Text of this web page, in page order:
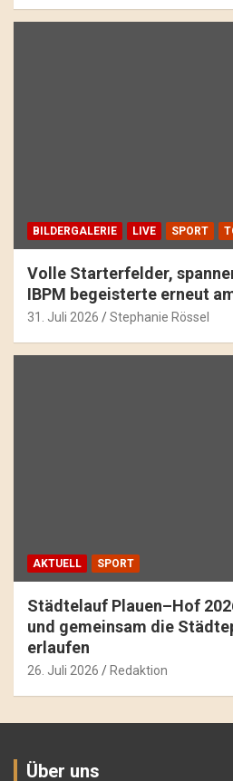
BILDERGALERIE LIVE SPORT
Volle Starterfelder,
IBPM begeisterte erneut
31. Juli 2026 Stephanie Rössel
AKTUELL SPORT
Städtelauf Plauen–Hof
und gemeinsam die
erlaufen
26. Juli 2026 Redaktion
Über uns